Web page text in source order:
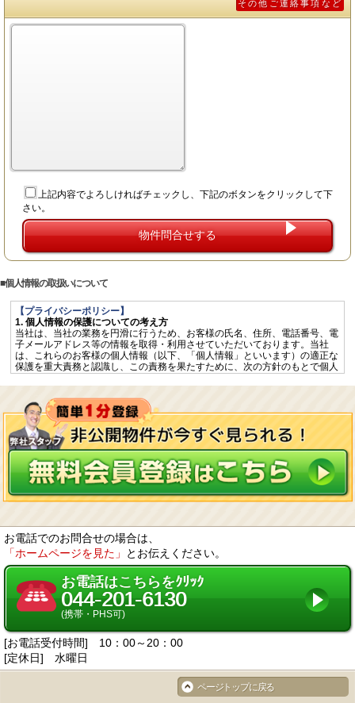
その他ご連絡事項など
上記内容でよろしければチェックし、下記のボタンをクリックして下
さい。
個人情報の取扱いについて
【プライバシーポリシー】
1. 個人情報の保護についての考え方
当社は、当社の業務を円滑に行うため、お客様の氏名、住所、電話番号、電
子メールアドレス等の情報を取得・利用させていただいております。当社
は、これらのお客様の個人情報（以下、「個人情報」といいます）の適正な
保護を重大責務と認識し、この責務を果たすために、次の方針のもとで個人
個人情報に適用される「個人情報の保護に関する法律」その他の関係法令を
遵守するとともに、一般に公正妥当と認められる個人情報の取扱いに関する
慣行に準拠し、適切に取り扱います。
個人情報の取扱いに関する規程を明確にし、従業者へ周知徹底します。ま
た、取引先等に対しても適切に個人情報を取り扱うように要請します。
個人情報の取得に際しては、利用目的を特定して通知又は公表し、その利用
目的に従って個人情報を取り扱います。
個人情報の漏洩、紛失、改ざん等を防止するため、必要な対策を講じて適切
な管理を行います。
保有する個人情報について、お客様本人からの開示、訂正、削除、利用停止
の依頼を所定の窓口でお受けして、誠意をもって対応します。
いを外部に委託することがあります。委託する場合には、適正な取扱いを確
保するための契約締結、実施状況の点検などを行います。
3. 第三者への開示・提供
当社は、「2. 個人情報の預託」に記載した外部委託先への提供の場合及び以
下のいずれかに該当する場合を除き、個人情報を第三者へ開示又は提供しま
せん。
お客様ご本人の同意がある場合
統計的なデータなど本人を識別することができない状態で開示・提供する場
法令に基づき開示・提供を求められた場合
人の生命、身体又は財産の保護のために必要な場合であって、お客様の同意
を得ることが困難である場合
国又は地方公共団体等が公的な事務を実施するうえで、協力する必要がある
場合であって、お客様の同意を得ることにより当該事務の遂行に支障を及ぼ
次項4. に掲げる者に対して提供する場合
お電話でのお問合せの場合は、
「ホームページを見た」
とお伝えください。
お電話はこちらをｸﾘｯｸ
044-201-6130
(携帯・PHS可)
[お電話受付時間] 10：00～20：00
[定休日] 水曜日
ページトップに戻る